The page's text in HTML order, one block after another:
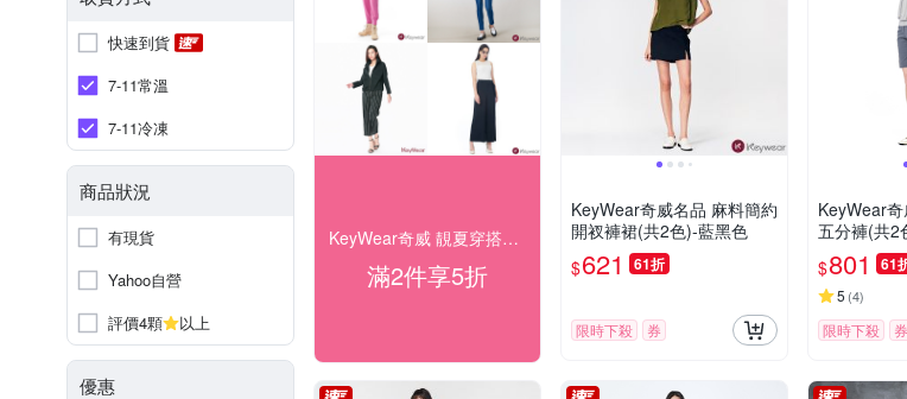
快速到貨
7-11常溫
7-11冷凍
商品狀況
有現貨
Yahoo自營
評價4顆
以上
優惠
KeyWear奇威 靚夏穿搭企劃 28折起搶購
滿2件享5折
KeyWear奇威名品 麻料簡約
開衩褲裙(共2色)-藍黑色
$621 61折
限時下殺 券
KeyWear
五分褲(共2
$801 61
5 (4)
限時下殺 券